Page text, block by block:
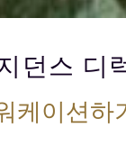
던스 디
케이션하